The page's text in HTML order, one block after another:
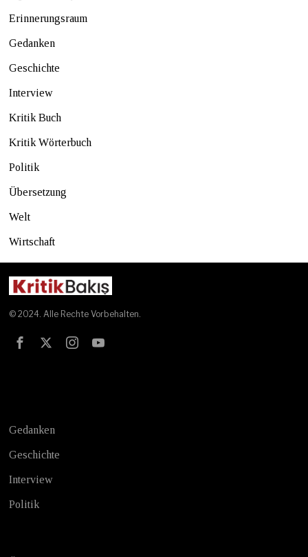
Erinnerungsraum
Gedanken
Geschichte
Interview
Kritik Buch
Kritik Wörterbuch
Politik
Übersetzung
Welt
Wirtschaft
© 2024. Alle Rechte Vorbehalten.
Gedanken
Geschichte
Interview
Politik